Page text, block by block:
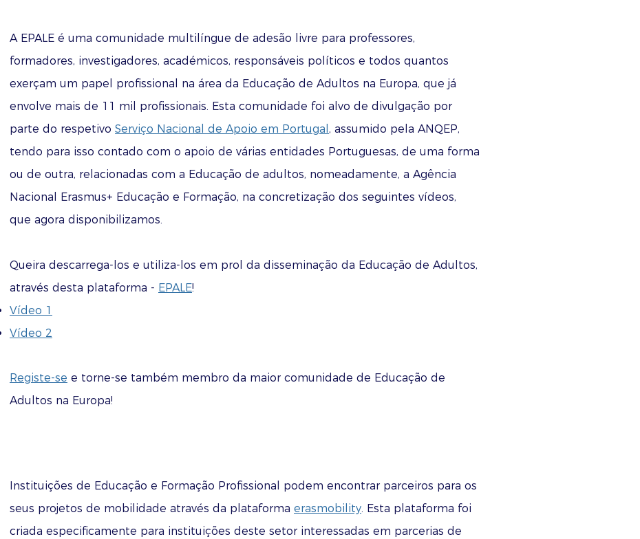
A EPALE é uma comunidade multilíngue de adesão livre para professores,
formadores, investigadores, académicos, responsáveis políticos e todos quantos
exerçam um papel profissional na área da Educação de Adultos na Europa, que já
envolve mais de 11 mil profissionais. Esta comunidade foi alvo de divulgação por
parte do respetivo Serviço Nacional de Apoio em Portugal , assumido pela ANQEP,
tendo para isso contado com o apoio de várias entidades Portuguesas, de uma forma
ou de outra, relacionadas com a Educação de adultos, nomeadamente, a Agência
Nacional Erasmus+ Educação e Formação, na concretização dos seguintes vídeos,
que agora disponibilizamos.
Queira descarrega-los e utiliza-los em prol da disseminação da Educação de Adultos,
através desta plataforma - EPALE!
Vídeo 1
Vídeo 2
Registe-se e torne-se também membro da maior comunidade de Educação de
Adultos na Europa!
Instituições de Educação e Formação Profissional podem encontrar parceiros para os
seus projetos de mobilidade através da plataforma erasmobility. Esta plataforma foi
criada especificamente para instituições deste setor interessadas em parcerias de